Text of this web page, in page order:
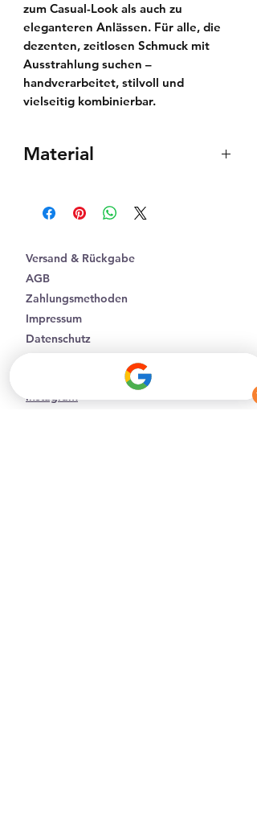
zum Casual-Look als auch zu
eleganteren Anlässen. Für alle, die
dezenten, zeitlosen Schmuck mit
Ausstrahlung suchen –
handverarbeitet, stilvoll und
vielseitig kombinierbar.
Material
Edelstahl 316l
Versand & Rückgabe
AGB
Zahlungsmethoden
Impressum
Datenschutz
Instagram